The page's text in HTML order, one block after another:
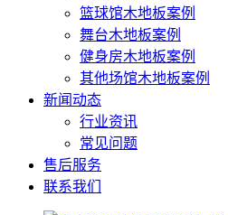
篮球馆木地板案例
舞台木地板案例
健身房木地板案例
其他场馆木地板案例
新闻动态
行业资讯
常见问题
售后服务
联系我们